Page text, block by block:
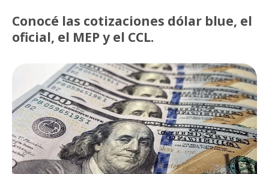
Conocé las cotizaciones dólar blue, el
oficial, el MEP y el CCL.